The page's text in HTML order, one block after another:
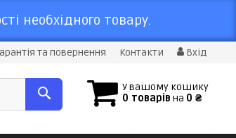
необхідного товару.
та повернення Контакти Вхід
У вашому кошику
0 товарів на 0 ₴